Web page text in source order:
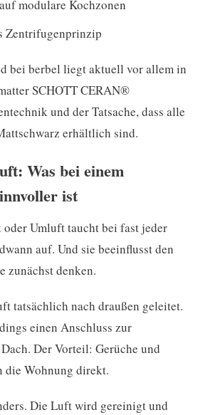
modulare Kochzonen
Zentrifugenprinzip
bei berbel liegt aktuell vor allem in
SCHOTT CERAN®
und der Tatsache, dass alle
erhältlich sind.
Was bei einem
ist
Umluft taucht bei fast jeder
auf. Und sie beeinflusst den
zunächst denken.
tatsächlich nach draußen geleitet.
einen Anschluss zur
Der Vorteil: Gerüche und
die Wohnung direkt.
Die Luft wird gereinigt und